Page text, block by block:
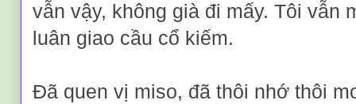
vẫn vậy, không già đi mấy. Tôi vẫn
luân giao cầu cổ kiếm.
Đã quen vị miso, đã thôi nhớ thôi